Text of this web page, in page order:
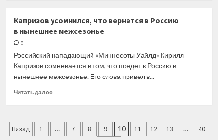
форвард
«Авангарда»
с «Вашингтон»
Капризов усомнился, что вернется в Россию
в нынешнее межсезонье
0
Российский нападающий «Миннесоты Уайлд» Кирилл
Капризов сомневается в том, что поедет в Россию в
нынешнее межсезонье. Его слова привел в...
Читать далееПрочитать
усомнился,
что
Пагинация
Назад 1 … 7 8 9 10 11 12 13 …
40